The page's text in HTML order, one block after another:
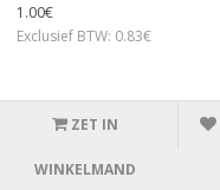
1.00€
Exclusief BTW: 0.83€
ZET IN
WINKELMAND